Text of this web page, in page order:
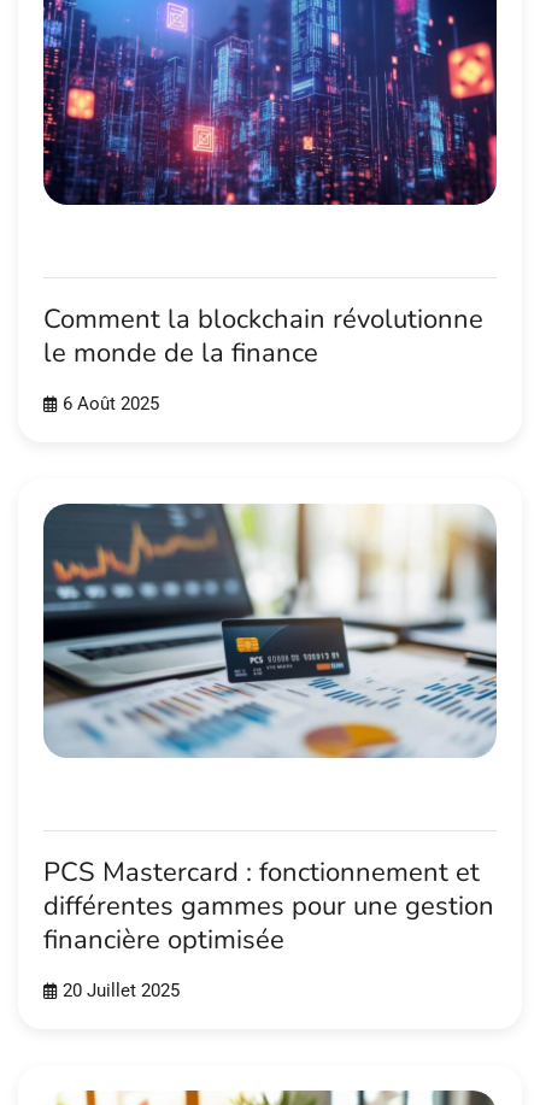
Comment la blockchain révolutionne
le monde de la finance
6 Août 2025
PCS Mastercard : fonctionnement et
différentes gammes pour une gestion
financière optimisée
20 Juillet 2025